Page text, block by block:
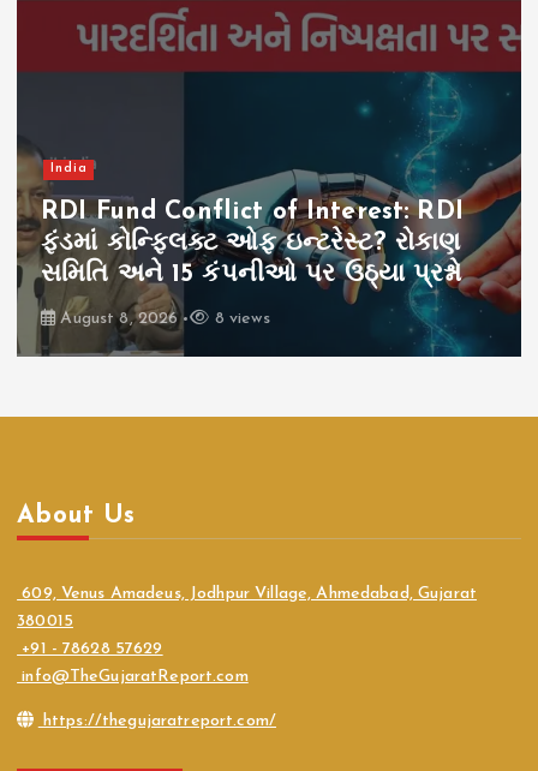
India
RDI Fund Conflict of Interest: RDI
ફંડમાં કોન્ફ્લિક્ટ ઓફ ઇન્ટરેસ્ટ? રોકાણ
સમિતિ અને 15 કંપનીઓ પર ઉઠ્યા પ્રશ્નો
August 8, 2026 8 views
About Us
609, Venus Amadeus, Jodhpur Village, Ahmedabad, Gujarat
380015
+91 - 78628 57629
info@TheGujaratReport.com
https://thegujaratreport.com/